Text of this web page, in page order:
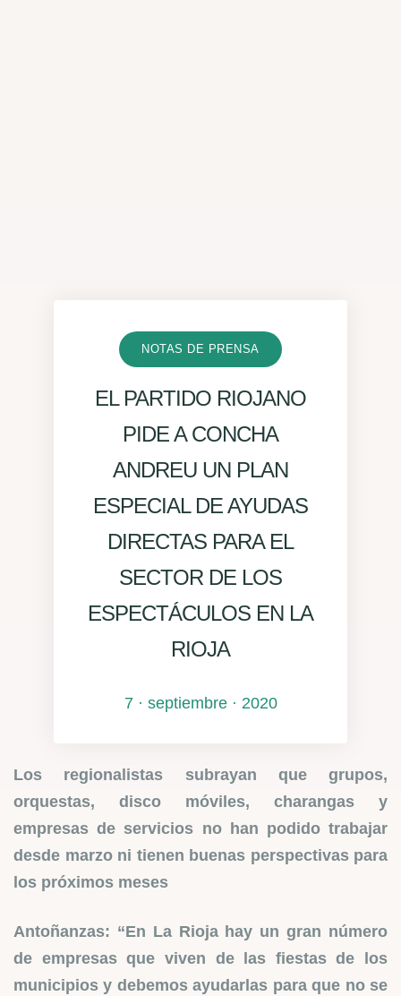
NOTAS DE PRENSA
EL PARTIDO RIOJANO
PIDE A CONCHA
ANDREU UN PLAN
ESPECIAL DE AYUDAS
DIRECTAS PARA EL
SECTOR DE LOS
ESPECTÁCULOS EN LA
RIOJA
7 · septiembre · 2020
Los regionalistas subrayan que grupos,
orquestas, disco móviles, charangas y
empresas de servicios no han podido trabajar
desde marzo ni tienen buenas perspectivas para
los próximos meses
Antoñanzas: “En La Rioja hay un gran número
de empresas que viven de las fiestas de los
municipios y debemos ayudarlas para que no se